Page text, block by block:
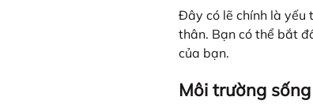
Đây có lẽ chính là yếu
thân. Bạn có thể bắt
của bạn.
Môi trường